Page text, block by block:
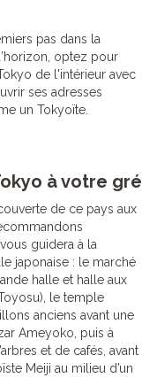
pas dans la
optez pour
de l'intérieur avec
ses adresses
un Tokyoïte.
à votre gré
de ce pays aux
guidera à la
japonaise : le marché
halle et halle aux
le temple
anciens avant une
Ameyoko, puis à
et de cafés, avant
Meiji au milieu d’un